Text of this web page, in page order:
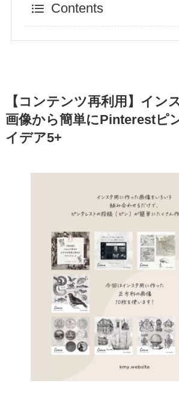
Contents
【コンテンツ再利用】イン
画像から簡単にPinterestピ
イデア5+